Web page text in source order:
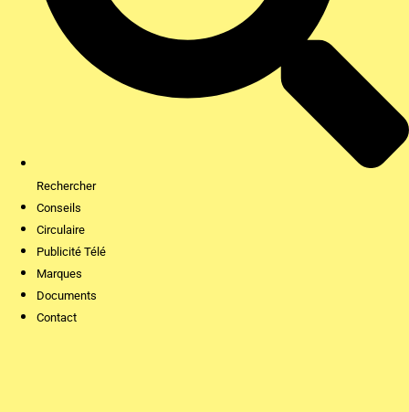
Rechercher
Conseils
Circulaire
Publicité Télé
Marques
Documents
Contact